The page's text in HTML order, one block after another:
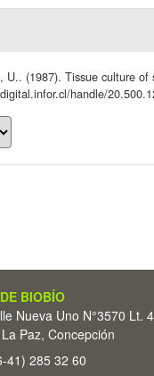
U.. (1987). Tissue culture
handle/
BIOBÍO
Nueva Uno N°3570 Lt.
Paz, Concepción
41) 285 32 60